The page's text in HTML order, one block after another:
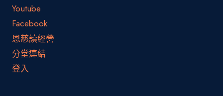
Youtube
Facebook
恩慈讀經營
分堂連結
登入